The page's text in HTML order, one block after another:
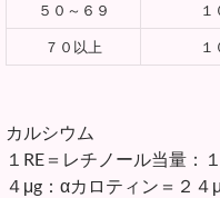
５０～６９ １
７０以上 １
カルシウム
１RE＝レチノール当量：
４μg：αカロティン＝２４